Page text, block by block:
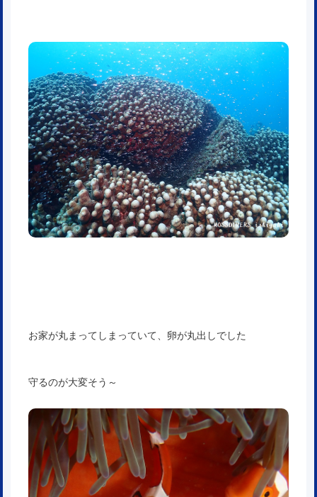
お家が丸まってしまっていて、卵が丸出しでした
守るのが大変そう～